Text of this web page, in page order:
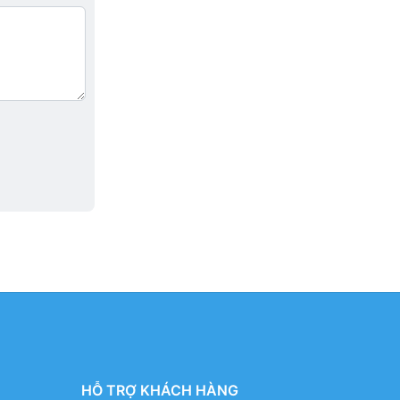
HỖ TRỢ KHÁCH HÀNG